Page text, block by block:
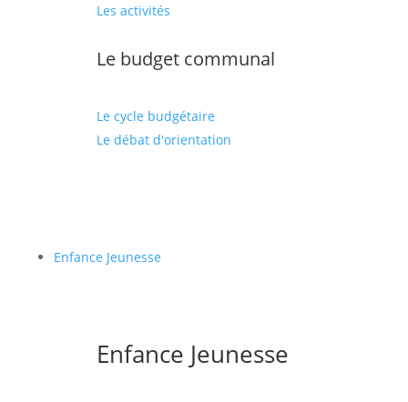
Les activités
Le budget communal
Le cycle budgétaire
Le débat d'orientation
Enfance Jeunesse
Enfance Jeunesse